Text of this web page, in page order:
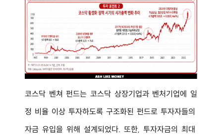
코스닥 벤쳐 펀드는 코스닥 상장기업과 벤처기업에 일
정 비율 이상 투자하도록 구조화된 펀드로 투자자들의
자금 유입을 위해 설계되었다. 또한, 투자자금의 최대